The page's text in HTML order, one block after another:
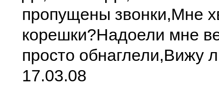
пропущены звонки,Мне
корешки?Надоели мне
просто обнаглели,Вижу
17.03.08